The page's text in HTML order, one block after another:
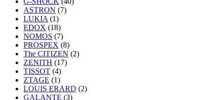
ASTRON (7)
LUKIA (1)
EDOX (18)
NOMOS (7)
PROSPEX (8)
The CITIZEN (2)
ZENITH (17)
TISSOT (4)
ZTAGE (1)
LOUIS ERARD (2)
GALANTE (3)